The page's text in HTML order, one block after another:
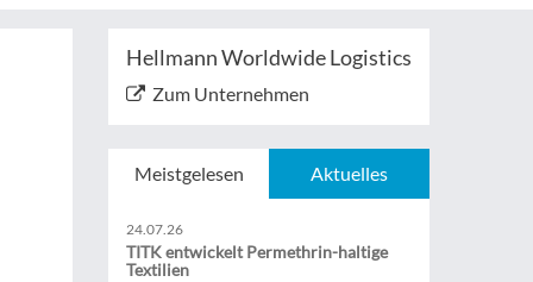
Hellmann Worldwide Logistics
Zum Unternehmen
Meistgelesen Aktuelles
24.07.26
TITK entwickelt Permethrin-haltige
Textilien